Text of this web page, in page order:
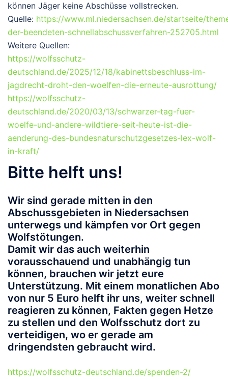
können Jäger keine Abschüsse vollstrecken.
Quelle: https://www.ml.niedersachsen.de/startseite/
der-beendeten-schnellabschussverfahren-252705.html
Weitere Quellen:
https://wolfsschutz-
deutschland.de/2025/12/18/kabinettsbeschluss-im-
jagdrecht-droht-den-woelfen-die-erneute-ausrottung/
https://wolfsschutz-
deutschland.de/2020/03/13/schwarzer-tag-fuer-
woelfe-und-andere-wildtiere-seit-heute-ist-die-
aenderung-des-bundesnaturschutzgesetzes-lex-wolf-
in-kraft/
Bitte helft uns!
Wir sind gerade mitten in den
Abschussgebieten in Niedersachsen
unterwegs und kämpfen vor Ort gegen
Wolfstötungen.
Damit wir das auch weiterhin
vorausschauend und unabhängig tun
können, brauchen wir jetzt eure
Unterstützung. Mit einem monatlichen Abo
von nur 5 Euro helft ihr uns, weiter schnell
reagieren zu können, Fakten gegen Hetze
zu stellen und den Wolfsschutz dort zu
verteidigen, wo er gerade am
dringendsten gebraucht wird.
https://wolfsschutz-deutschland.de/spenden-2/